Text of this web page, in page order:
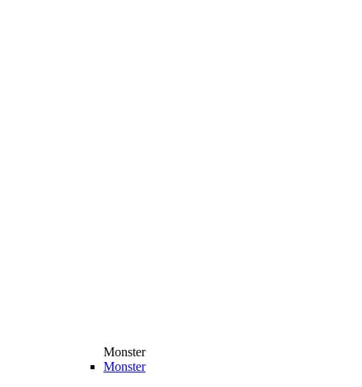
Monster
Monster